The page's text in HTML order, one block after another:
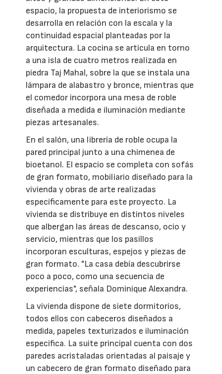
espacio, la propuesta de interiorismo se
desarrolla en relación con la escala y la
continuidad espacial planteadas por la
arquitectura. La cocina se articula en torno
a una isla de cuatro metros realizada en
piedra Taj Mahal, sobre la que se instala una
lámpara de alabastro y bronce, mientras que
el comedor incorpora una mesa de roble
diseñada a medida e iluminación mediante
piezas artesanales.
En el salón, una librería de roble ocupa la
pared principal junto a una chimenea de
bioetanol. El espacio se completa con sofás
de gran formato, mobiliario diseñado para la
vivienda y obras de arte realizadas
específicamente para este proyecto. La
vivienda se distribuye en distintos niveles
que albergan las áreas de descanso, ocio y
servicio, mientras que los pasillos
incorporan esculturas, espejos y piezas de
gran formato. "La casa debía descubrirse
poco a poco, como una secuencia de
experiencias", señala Dominique Alexandra.
La vivienda dispone de siete dormitorios,
todos ellos con cabeceros diseñados a
medida, papeles texturizados e iluminación
específica. La suite principal cuenta con dos
paredes acristaladas orientadas al paisaje y
un cabecero de gran formato diseñado para